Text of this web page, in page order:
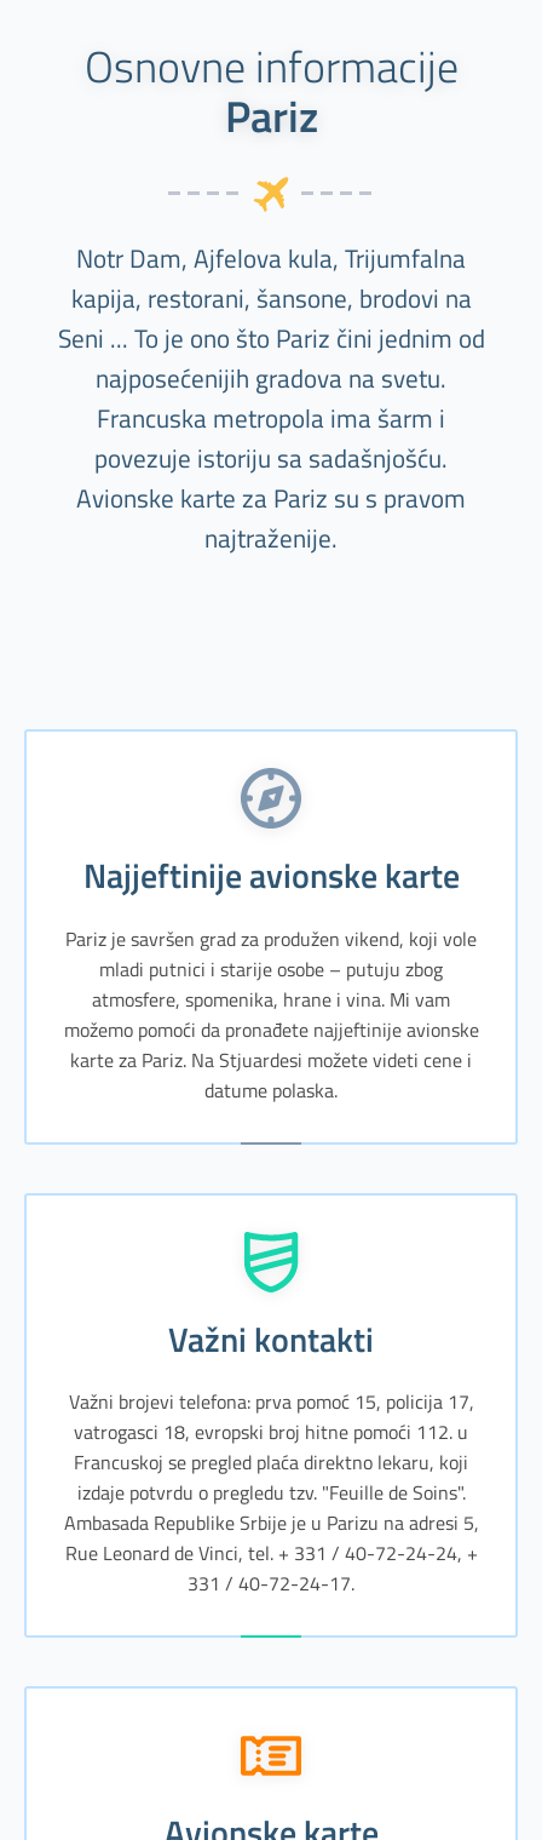
Osnovne informacije
Pariz
Notr Dam, Ajfelova kula, Trijumfalna
kapija, restorani, šansone, brodovi na
Seni ... To je ono što Pariz čini jednim od
najposećenijih gradova na svetu.
Francuska metropola ima šarm i
povezuje istoriju sa sadašnjošću.
Avionske karte za Pariz su s pravom
najtraženije.
Najjeftinije avionske karte
Pariz je savršen grad za produžen vikend, koji vole
mladi putnici i starije osobe – putuju zbog
atmosfere, spomenika, hrane i vina. Mi vam
možemo pomoći da pronađete najjeftinije avionske
karte za Pariz. Na Stjuardesi možete videti cene i
datume polaska.
Važni kontakti
Važni brojevi telefona: prva pomoć 15, policija 17,
vatrogasci 18, evropski broj hitne pomoći 112. u
Francuskoj se pregled plaća direktno lekaru, koji
izdaje potvrdu o pregledu tzv. "Feuille de Soins".
Ambasada Republike Srbije je u Parizu na adresi 5,
Rue Leonard de Vinci, tel. + 331 / 40-72-24-24, +
331 / 40-72-24-17.